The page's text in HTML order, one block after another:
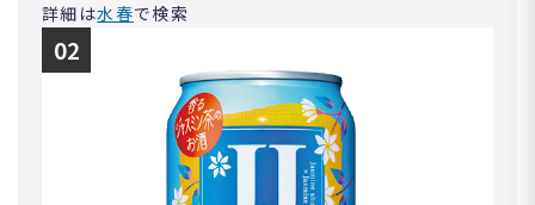
詳細は水春で検索
02